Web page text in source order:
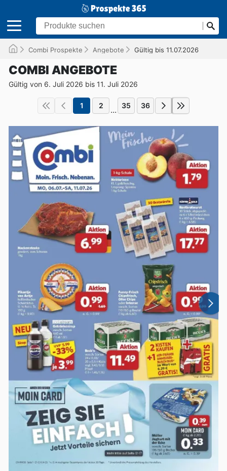
Combi Prospekte Angebote Gültig bis 11.07.2026
COMBI ANGEBOTE
Gültig von 6. Juli 2026 bis 11. Juli 2026
1 2 ... 35 36